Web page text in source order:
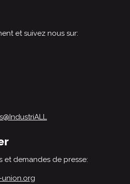
et suivez nous sur:
et demandes de presse:
union.org